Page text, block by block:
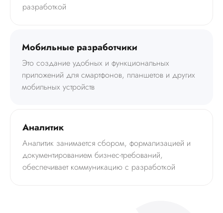
разработкой
Мобильные разработчики
Это создание удобных и функциональных
приложений для смартфонов, планшетов и других
мобильных устройств
Аналитик
Аналитик занимается сбором, формализацией и
документированием бизнес-требований,
обеспечивает коммуникацию с разработкой